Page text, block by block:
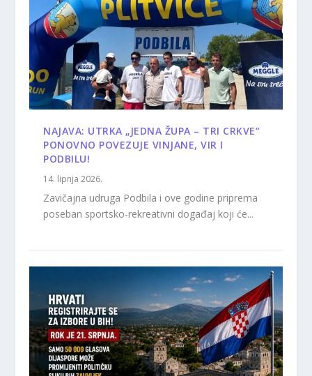
NAJAVA: UTRKA „JEDNA ŽUPA – TRI CRKVE“
PONOVNO POVEZUJE VINJANE, VIR I
PODBILU!
14. lipnja 2026.
Zavičajna udruga Podbila i ove godine priprema
poseban sportsko-rekreativni događaj koji će...